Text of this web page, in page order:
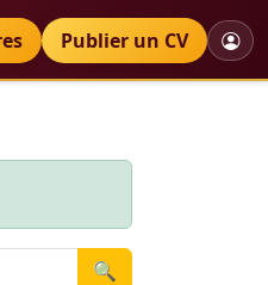
annonces
Publier un CV
🔍